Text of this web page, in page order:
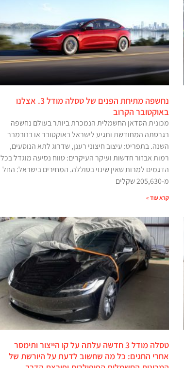
נחשפה מתיחת הפנים של טסלה מודל 3. אצלנו
באוקטובר הקרוב
מכונית הסדאן החשמלית הנמכרת ביותר בעולם נחשפה
בגרסתה המחודשת ותגיע לישראל באוקטובר או בנובמבר
השנה. בתפריט: עיצוב חיצוני רענן, שדרוג לתא הנוסעים,
רמות אבזור חדשות ועיקר העיקרים: טווח נסיעה מוגדל בכל
הדגמים למרות שאין שינוי בסוללה. המחירים בישראל: החל
מ-205,630 שקלים
קרא עוד »
טסלה מודל 3 חדשה עלתה על קו הייצור ותימסר
אחרי החגים: כל מה שחשוב לדעת על היורשת של